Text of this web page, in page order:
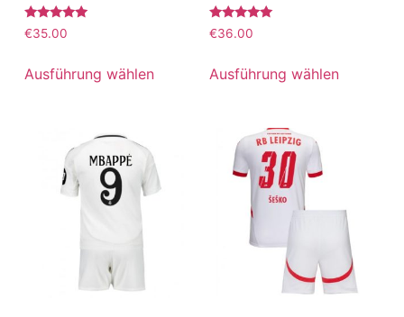
Bewertet
mit
von 5
€35.00
Ausführung wählen
Bewertet
mit
von 5
€36.00
Ausführung wählen